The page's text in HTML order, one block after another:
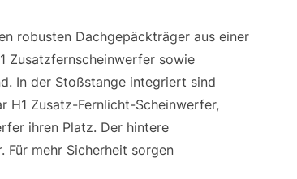
robusten Dachgepäckträger aus einer
Zusatzfernscheinwerfer sowie
In der Stoßstange integriert sind
H1 Zusatz-Fernlicht-Scheinwerfer,
ihren Platz. Der hintere
Für mehr Sicherheit sorgen